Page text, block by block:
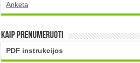
Anketa
Kaip prenumeruoti
PDF instrukcijos